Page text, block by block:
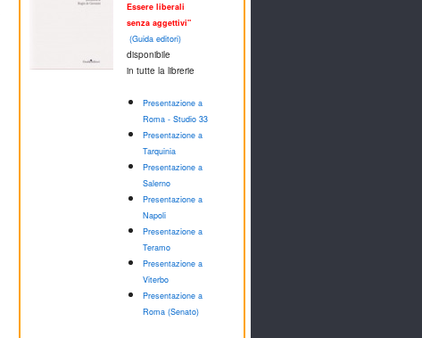
Essere liberali
senza aggettivi"
(Guida editori)
disponibile
in tutte la librerie
Presentazione a
Roma - Studio 33
Presentazione a
Tarquinia
Presentazione a
Salerno
Presentazione a
Napoli
Presentazione a
Teramo
Presentazione a
Viterbo
Presentazione a
Roma (Senato)